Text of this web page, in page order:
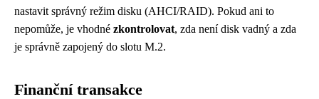
nastavit správný režim disku (AHCI/RAID). Pokud ani to
nepomůže, je vhodné zkontrolovat, zda není disk vadný a zda
je správně zapojený do slotu M.2.
Finanční transakce